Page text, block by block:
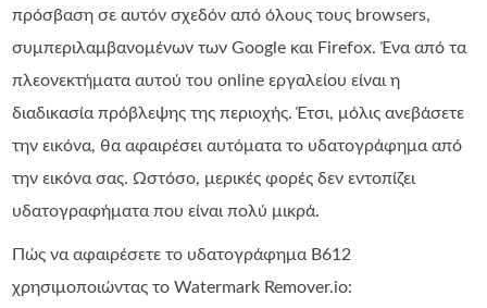
πρόσβαση σε αυτόν σχεδόν από όλους τους browsers,
συμπεριλαμβανομένων των Google και Firefox. Ένα από τα
πλεονεκτήματα αυτού του online εργαλείου είναι η
διαδικασία πρόβλεψης της περιοχής. Έτσι, μόλις ανεβάσετε
την εικόνα, θα αφαιρέσει αυτόματα το υδατογράφημα από
την εικόνα σας. Ωστόσο, μερικές φορές δεν εντοπίζει
υδατογραφήματα που είναι πολύ μικρά.
Πώς να αφαιρέσετε το υδατογράφημα B612
χρησιμοποιώντας το Watermark Remover.io: